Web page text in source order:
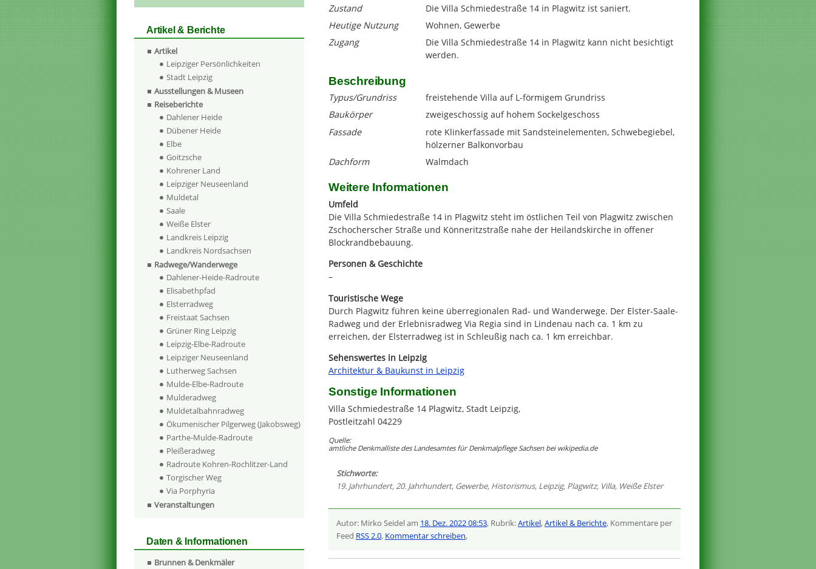
Zustand
Die Villa Schmiedestraße 14 in Plagwitz ist saniert.
Heutige Nutzung
Wohnen, Gewerbe
Zugang
Die Villa Schmiedestraße 14 in Plagwitz kann nicht besichtigt
werden.
Beschreibung
Typus/Grundriss
freistehende Villa auf L-förmigem Grundriss
Baukörper
zweigeschossig auf hohem Sockelgeschoss
Fassade
rote Klinkerfassade mit Sandsteinelementen, Schwebegiebel,
hölzerner Balkonvorbau
Dachform
Walmdach
Weitere Informationen
Umfeld
Die Villa Schmiedestraße 14 in Plagwitz steht im östlichen Teil von Plagwitz zwischen
Zschocherscher Straße und Könneritzstraße nahe der Heilandskirche in offener
Blockrandbebauung.
Personen & Geschichte
–
Touristische Wege
Durch Plagwitz führen keine überregionalen Rad- und Wanderwege. Der Elster-Saale-
Radweg und der Erlebnisradweg Via Regia sind in Lindenau nach ca. 1 km zu
erreichen, der Elsterradweg ist in Schleußig nach ca. 1 km erreichbar.
Sehenswertes in Leipzig
Architektur & Baukunst in Leipzig
Sonstige Informationen
Villa Schmiedestraße 14 Plagwitz, Stadt Leipzig,
Postleitzahl 04229
Quelle:
amtliche Denkmalliste des Landesamtes für Denkmalpflege Sachsen bei wikipedia.de
Stichworte:
19. Jahrhundert,20. Jahrhundert, Gewerbe, Historismus, Leipzig, Plagwitz, Villa, Weiße Elster
Autor: Mirko Seidel am 18. Dez. 2022 08:53, Rubrik:Artikel,Artikel & Berichte, Kommentare per
Feed RSS 2.0, Kommentar schreiben,
Artikel & Berichte
Artikel
Leipziger Persönlichkeiten
Stadt Leipzig
Ausstellungen & Museen
Reiseberichte
Dahlener Heide
Dübener Heide
Elbe
Goitzsche
Kohrener Land
Leipziger Neuseenland
Muldetal
Saale
Weiße Elster
Landkreis Leipzig
Landkreis Nordsachsen
Radwege/Wanderwege
Dahlener-Heide-Radroute
Elisabethpfad
Elsterradweg
Freistaat Sachsen
Grüner Ring Leipzig
Leipzig-Elbe-Radroute
Leipziger Neuseenland
Lutherweg Sachsen
Mulde-Elbe-Radroute
Mulderadweg
Muldetalbahnradweg
Ökumenischer Pilgerweg (Jakobsweg)
Parthe-Mulde-Radroute
Pleißeradweg
Radroute Kohren-Rochlitzer-Land
Torgischer Weg
Via Porphyria
Veranstaltungen
Daten & Informationen
Brunnen & Denkmäler